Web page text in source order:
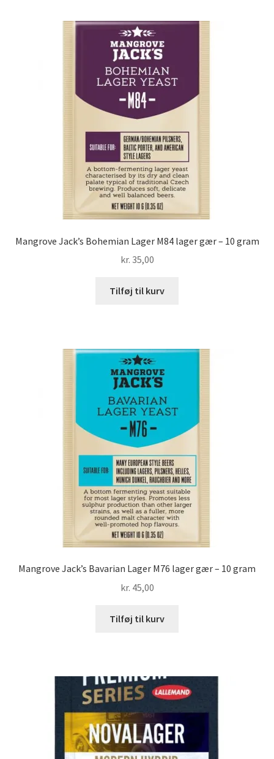
Mangrove Jack’s Bohemian Lager M84 lager gær – 10 gram
kr. 35,00
Tilføj til kurv
Mangrove Jack’s Bavarian Lager M76 lager gær – 10 gram
kr. 45,00
Tilføj til kurv